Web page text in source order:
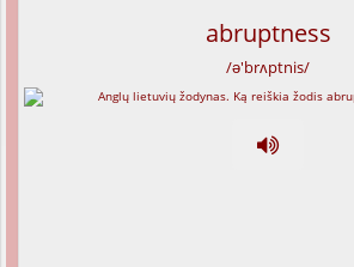
abruptness
/ə'brʌptnis/